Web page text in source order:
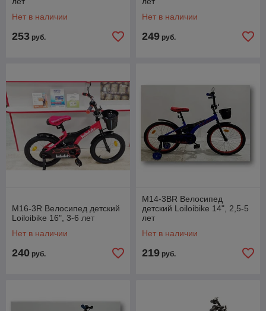
Нет в наличии
253 руб.
Нет в наличии
249 руб.
M16-3R Велосипед детский
Loiloibike 16", 3-6 лет
Нет в наличии
240 руб.
M14-3BR Велосипед
детский Loiloibike 14", 2,5-5
лет
Нет в наличии
219 руб.